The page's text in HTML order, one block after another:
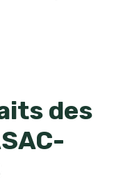
des